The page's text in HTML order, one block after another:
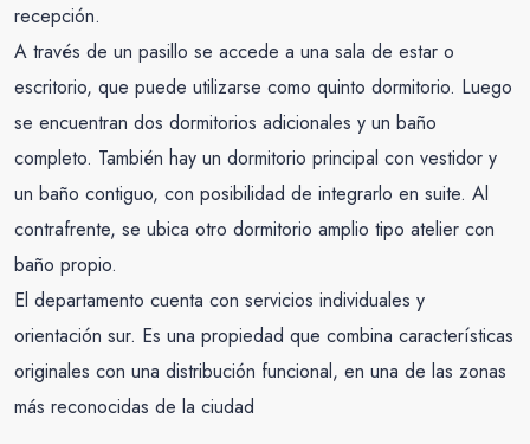
recepción.
A través de un pasillo se accede a una sala de estar o
escritorio, que puede utilizarse como quinto dormitorio. Luego
se encuentran dos dormitorios adicionales y un baño
completo. También hay un dormitorio principal con vestidor y
un baño contiguo, con posibilidad de integrarlo en suite. Al
contrafrente, se ubica otro dormitorio amplio tipo atelier con
baño propio.
El departamento cuenta con servicios individuales y
orientación sur. Es una propiedad que combina características
originales con una distribución funcional, en una de las zonas
más reconocidas de la ciudad